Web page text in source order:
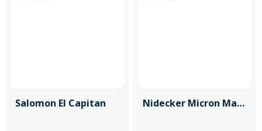
Salomon El Capitan Nidecker Micron Magic